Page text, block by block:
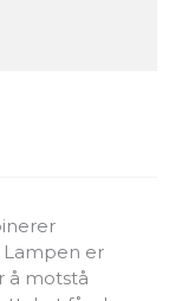
er
å motstå